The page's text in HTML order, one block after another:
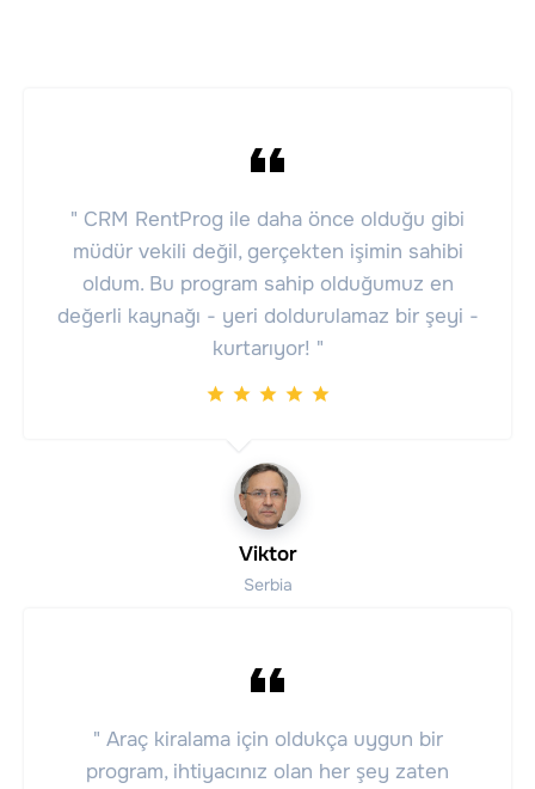
" CRM RentProg ile daha önce olduğu gibi
müdür vekili değil, gerçekten işimin sahibi
oldum. Bu program sahip olduğumuz en
değerli kaynağı - yeri doldurulamaz bir şeyi -
kurtarıyor! "
Viktor
Serbia
" Araç kiralama için oldukça uygun bir
program, ihtiyacınız olan her şey zaten